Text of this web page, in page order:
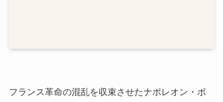
フランス革命の混乱を収束させたナポレオン・ボ